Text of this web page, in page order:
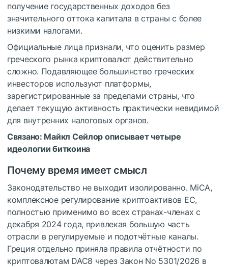
получение государственных доходов без
значительного оттока капитала в страны с более
низкими налогами.
Официальные лица признали, что оценить размер
греческого рынка криптовалют действительно
сложно. Подавляющее большинство греческих
инвесторов используют платформы,
зарегистрированные за пределами страны, что
делает текущую активность практически невидимой
для внутренних налоговых органов.
Связано: Майкл Сейлор описывает четыре
идеологии биткоина
Почему время имеет смысл
Законодательство не выходит изолированно. MiCA,
комплексное регулирование криптоактивов ЕС,
полностью применимо во всех странах-членах с
декабря 2024 года, привлекая большую часть
отрасли в регулируемые и подотчётные каналы.
Греция отдельно приняла правила отчётности по
криптовалютам DAC8 через Закон No 5301/2026 в